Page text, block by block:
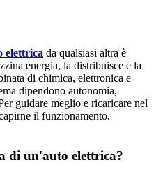
elettrica da qualsiasi altra è
energia, la distribuisce e la
di chimica, elettronica e
dipendono autonomia,
guidare meglio e ricaricare nel
il funzionamento.
di un'auto elettrica?